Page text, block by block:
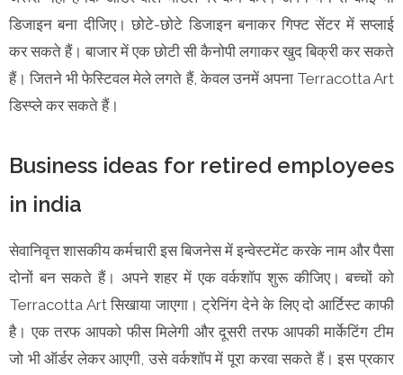
डिजाइन बना दीजिए। छोटे-छोटे डिजाइन बनाकर गिफ्ट सेंटर में सप्लाई
कर सकते हैं। बाजार में एक छोटी सी कैनोपी लगाकर खुद बिक्री कर सकते
हैं। जितने भी फेस्टिवल मेले लगते हैं, केवल उनमें अपना Terracotta Art
डिस्प्ले कर सकते हैं।
Business ideas for retired employees
in india
सेवानिवृत्त शासकीय कर्मचारी इस बिजनेस में इन्वेस्टमेंट करके नाम और पैसा
दोनों बन सकते हैं। अपने शहर में एक वर्कशॉप शुरू कीजिए। बच्चों को
Terracotta Art सिखाया जाएगा। ट्रेनिंग देने के लिए दो आर्टिस्ट काफी
है। एक तरफ आपको फीस मिलेगी और दूसरी तरफ आपकी मार्केटिंग टीम
जो भी ऑर्डर लेकर आएगी, उसे वर्कशॉप में पूरा करवा सकते हैं। इस प्रकार